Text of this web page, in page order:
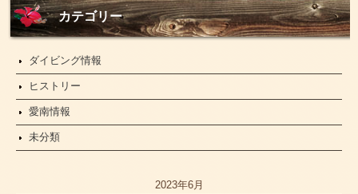
ー
カテゴリー
ダイビング情報
ヒストリー
愛南情報
未分類
2023年6月